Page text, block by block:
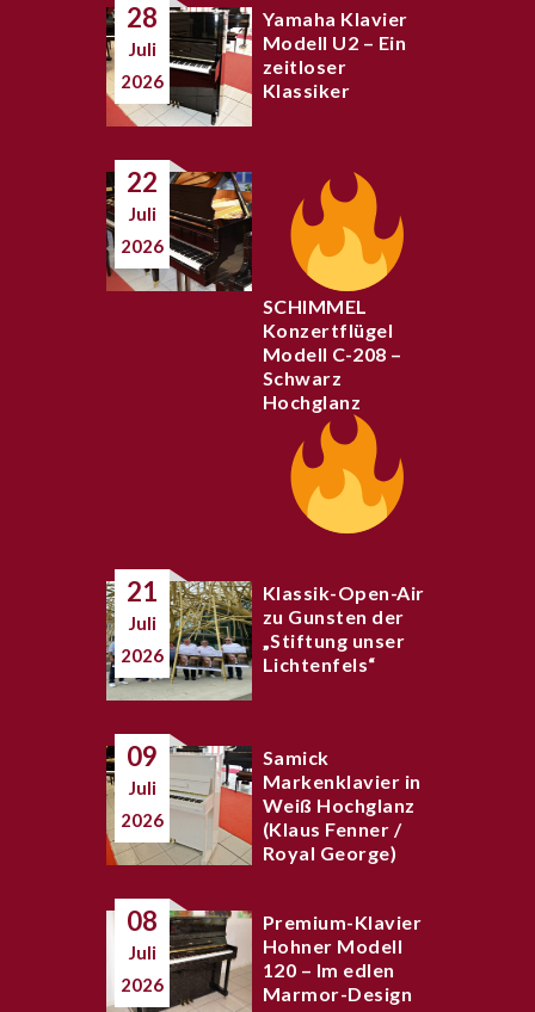
28
Juli
2026
Yamaha Klavier
Modell U2 – Ein
zeitloser
Klassiker
22
Juli
2026
SCHIMMEL
Konzertflügel
Modell C-208 –
Schwarz
Hochglanz
21
Juli
2026
Klassik-Open-Air
zu Gunsten der
„Stiftung unser
Lichtenfels“
09
Juli
2026
Samick
Markenklavier in
Weiß Hochglanz
(Klaus Fenner /
Royal George)
08
Juli
2026
Premium-Klavier
Hohner Modell
120 – Im edlen
Marmor-Design